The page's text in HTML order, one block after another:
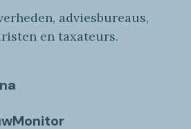
adviesbureaus,
en taxateurs.